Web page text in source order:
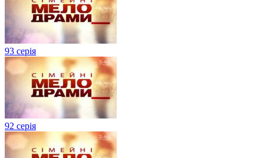
93 серія
92 серія